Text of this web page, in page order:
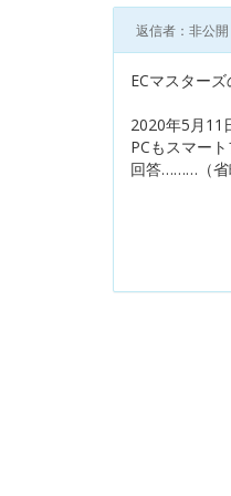
返信者：非公開
ECマスターズ
2020年5月11
PCもスマー
回答………（